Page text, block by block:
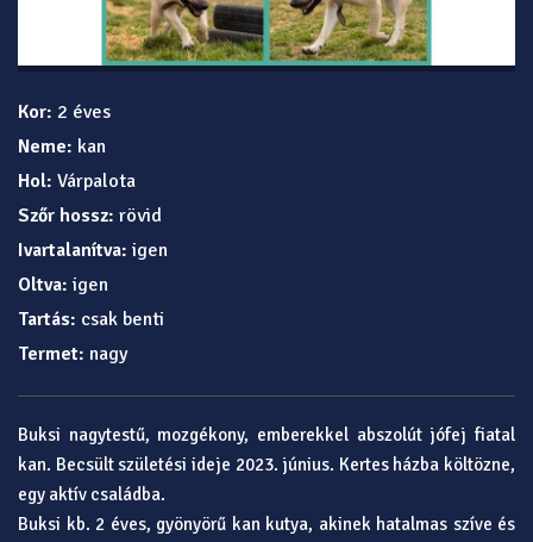
Kor: 2 éves
Neme: kan
Hol: Várpalota
Szőr hossz: rövid
Ivartalanítva: igen
Oltva: igen
Tartás: csak benti
Termet: nagy
Buksi nagytestű, mozgékony, emberekkel abszolút jófej fiatal
kan. Becsült születési ideje 2023. június. Kertes házba költözne,
egy aktív családba.
Buksi kb. 2 éves, gyönyörű kan kutya, akinek hatalmas szíve és